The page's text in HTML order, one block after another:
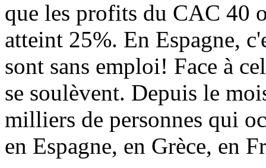
que les profits du CAC 40
atteint 25%. En Espagne,
sont sans emploi! Face à
se soulèvent. Depuis le
milliers de personnes qui
en Espagne, en Grèce, en